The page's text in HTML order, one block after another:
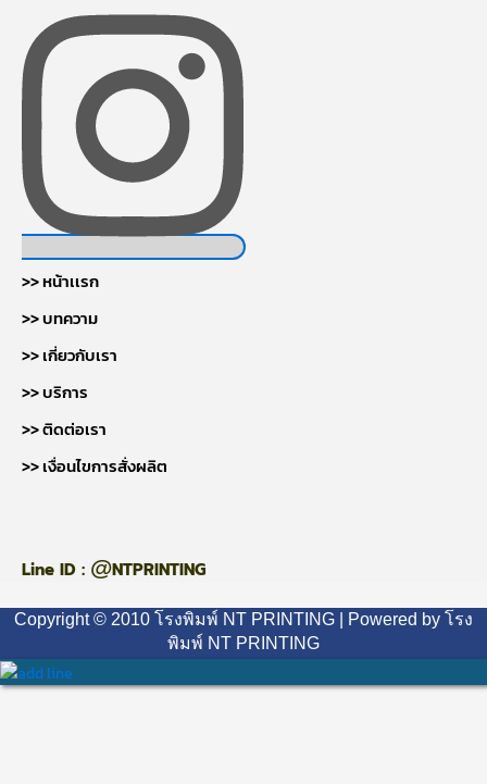
>> หน้าเเรก
>> บทความ
>> เกี่ยวกับเรา
>> บริการ
>> ติดต่อเรา
>> เงื่อนไขการสั่งผลิต
Line ID : @NTPRINTING
Copyright © 2010 โรงพิมพ์ NT PRINTING | Powered by โรง
พิมพ์ NT PRINTING